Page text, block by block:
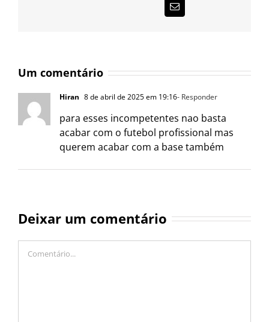
E-
mail
Um comentário
Hiran 8 de abril de 2025 em 19:16- Responder
para esses incompetentes nao basta
acabar com o futebol profissional mas
querem acabar com a base também
Deixar um comentário